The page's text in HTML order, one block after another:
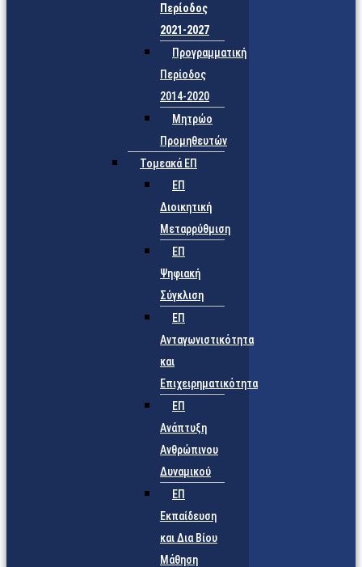
Περίοδος
2021-2027
Προγραμματική
Περίοδος
2014-2020
Μητρώο
Προμηθευτών
Τομεακά ΕΠ
ΕΠ
Διοικητική
Μεταρρύθμιση
ΕΠ
Ψηφιακή
Σύγκλιση
ΕΠ
Ανταγωνιστικότητα
και
Επιχειρηματικότητα
ΕΠ
Ανάπτυξη
Ανθρώπινου
Δυναμικού
ΕΠ
Εκπαίδευση
και Δια Βίου
Μάθηση